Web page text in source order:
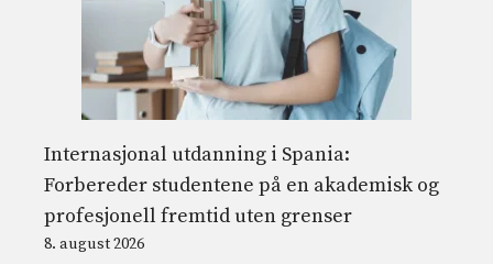
Internasjonal utdanning i Spania:
Forbereder studentene på en akademisk og
profesjonell fremtid uten grenser
8. august 2026